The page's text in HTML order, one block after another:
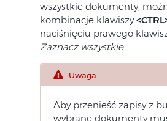
wszystkie dokumenty,
kombinacje klawiszy
naciśnięciu prawego
Zaznacz wszystkie.
Uwaga
Aby przenieść zapisy z
wybrane dokumenty